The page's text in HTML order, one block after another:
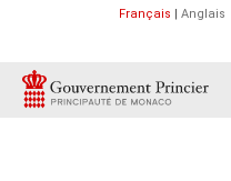
Français | Anglais